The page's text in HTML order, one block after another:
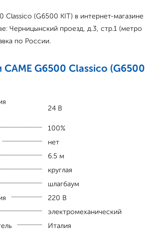
Classico (G6500 KIT) в интернет-магазине
Черницынский проезд, д.3, стр.1 (метро
по России.
G6500 Classico (G6500
24 В
100%
нет
6.5 м
круглая
шлагбаум
220 В
электромеханический
Италия